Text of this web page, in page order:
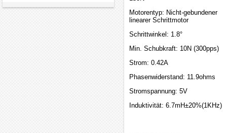
Motorentyp: Nicht-gebundener
linearer Schrittmotor
Schrittwinkel: 1.8°
Min. Schubkraft: 10N (300pps)
Strom: 0.42A
Phasenwiderstand: 11.9ohms
Stromspannung: 5V
Induktivität: 6.7mH±20%(1KHz)